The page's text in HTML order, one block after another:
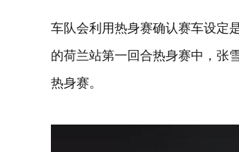
车队会利用热身赛确认赛车设定
的荷兰站第一回合热身赛中，张
热身赛。